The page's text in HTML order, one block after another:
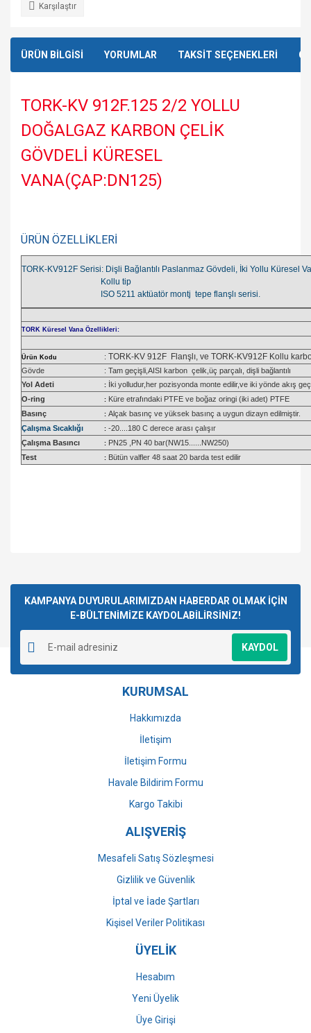
Karşılaştır
ÜRÜN BİLGİSİ YORUMLAR TAKSİT SEÇENEKLERİ
TORK-KV 912F.125 2/2 YOLLU
DOĞALGAZ KARBON ÇELİK
GÖVDELİ KÜRESEL
VANA(ÇAP:DN125)
ÜRÜN ÖZELLİKLERİ
TORK-KV912F Serisi: Dişli Bağlantılı Paslanmaz Gövdeli, İki Yollu Küresel
Kollu tip
ISO 5211 aktüatör montj tepe flanşlı serisi.
TORK Küresel Vana Özellikleri:
Ürün Kodu : TORK-KV 912F Flanşlı, ve TORK-KV912F Kollu
Gövde : Tam geçişli,AISI karbon çelik,üç parçalı, dişli bağlantılı
Yol Adeti
: İki yolludur,her pozisyonda monte edilir,ve iki yönde akış
O-ring
: Küre etrafındaki PTFE ve boğaz oringi (iki adet) PTFE
Basınç
: Alçak basınç ve yüksek basınç a uygun dizayn edilmiştir.
Çalışma Sıcaklığı
: -20....180 C derece arası çalışır
Çalışma Basıncı
: PN25 ,PN 40 bar(NW15......NW250)
Test
: Bütün valfler 48 saat 20 barda test edilir
Yorum Yaz
kullanarak tarafımıza iletebilirsiniz.
Görüş ve önerileriniz için teşekkür ederiz.
Ürün resmi kalitesiz, bozuk veya görüntülenemiyor.
Ürün açıklamasında eksik bilgiler bulunuyor.
Ürün bilgilerinde hatalar bulunuyor.
Ürün fiyatı diğer sitelerden daha pahalı.
Gönder
KAMPANYA DUYURULARIMIZDAN HABERDAR OLMAK İÇİN
E-BÜLTENİMİZE KAYDOLABİLİRSİNİZ!
KAYDOL
KURUMSAL
Hakkımızda
İletişim
İletişim Formu
Havale Bildirim Formu
Kargo Takibi
ALIŞVERİŞ
Mesafeli Satış Sözleşmesi
Gizlilik ve Güvenlik
İptal ve İade Şartları
Kişisel Veriler Politikası
ÜYELİK
Hesabım
Yeni Üyelik
Üye Girişi